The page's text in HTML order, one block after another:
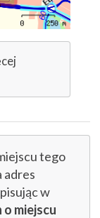
tego
adres
w
o miejscu